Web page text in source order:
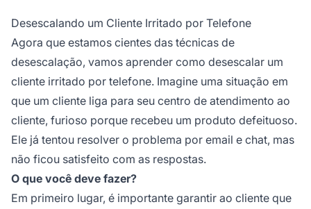
Desescalando um Cliente Irritado por Telefone
Agora que estamos cientes das técnicas de
desescalação, vamos aprender como desescalar um
cliente irritado por telefone. Imagine uma situação em
que um cliente liga para seu centro de atendimento ao
cliente, furioso porque recebeu um produto defeituoso.
Ele já tentou resolver o problema por email e chat, mas
não ficou satisfeito com as respostas.
O que você deve fazer?
Em primeiro lugar, é importante garantir ao cliente que